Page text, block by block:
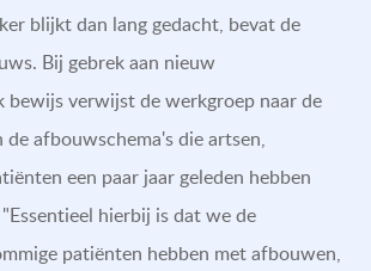
blijkt dan lang gedacht, bevat de
Bij gebrek aan nieuw
bewijs verwijst de werkgroep naar de
de afbouwschema's die artsen,
een paar jaar geleden hebben
hierbij is dat we de
patiënten hebben met afbouwen,